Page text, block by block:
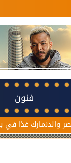
فنون
غدًا في برونزية